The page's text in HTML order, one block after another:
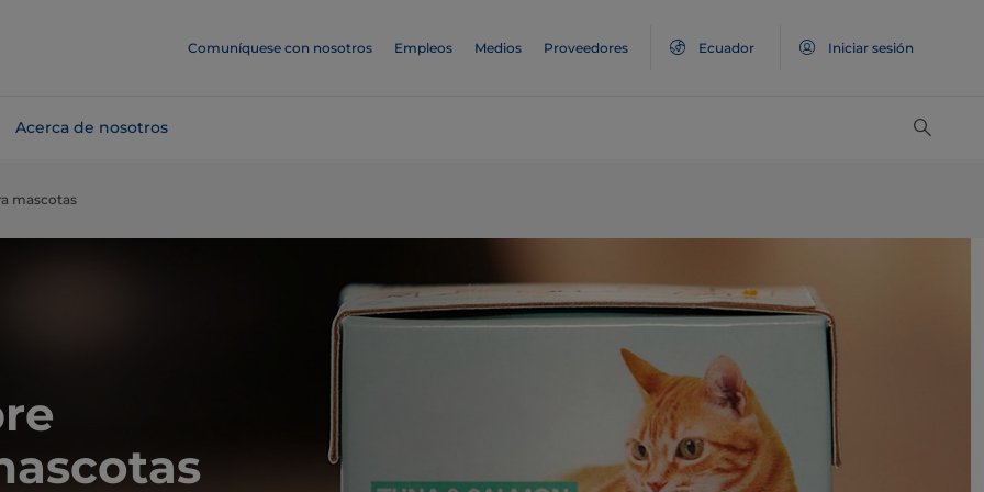
Comuníquese con nosotros Empleos Medios Proveedores Ecuador Iniciar sesión
Acerca de nosotros
mascotas